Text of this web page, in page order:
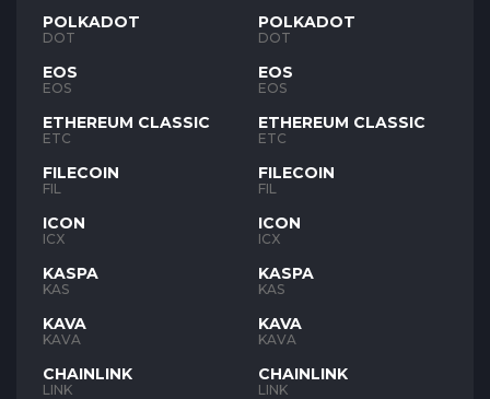
POLKADOT
DOT
EOS
EOS
ETHEREUM CLASSIC
ETC
FILECOIN
FIL
ICON
ICX
KASPA
KAS
KAVA
KAVA
CHAINLINK
LINK
POLKADOT
DOT
EOS
EOS
ETHEREUM CLASSIC
ETC
FILECOIN
FIL
ICON
ICX
KASPA
KAS
KAVA
KAVA
CHAINLINK
LINK